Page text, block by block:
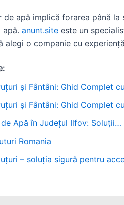
de apă implică forarea până
apă. anunt.site este un
alegi o companie cu
și Fântâni: Ghid Complet
și Fântâni: Ghid Complet
Apă în Județul Ilfov: Soluții…
Romania
– soluția sigură pentru